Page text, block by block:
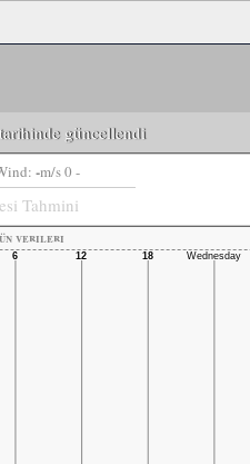
güncellendi
-m/s 0 -
Tahmini
verileri